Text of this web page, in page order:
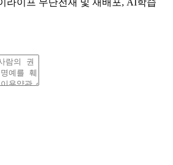
라이프 무단전재 및 재배포, AI학습